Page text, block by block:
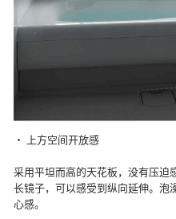
・ 上方空间开放感
采用平坦而高的天花板，没有压迫
长镜子，可以感受到纵向延伸。泡
心感。